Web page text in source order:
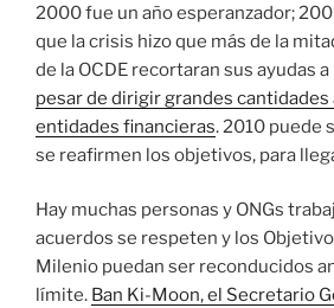
2000 fue un año esperanzador;
que la crisis hizo que más de la
de la OCDE recortaran sus ayudas
pesar de dirigir grandes cantidades
entidades financieras. 2010 puede
se reafirmen los objetivos, para
Hay muchas personas y ONGs
acuerdos se respeten y los
Milenio puedan ser reconducidos
límite. Ban Ki-Moon, el Secretario